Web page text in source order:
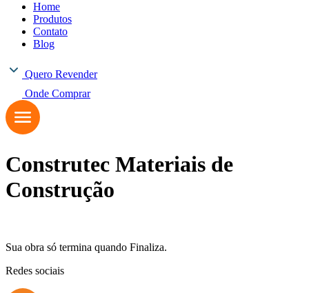
Home
Produtos
Contato
Blog
Quero Revender
Onde Comprar
Construtec Materiais de
Construção
Sua obra só termina quando Finaliza.
Redes sociais